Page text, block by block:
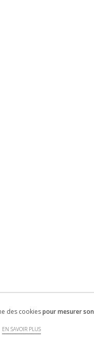
des cookiespour mesurer
EN SAVOIR PLUS